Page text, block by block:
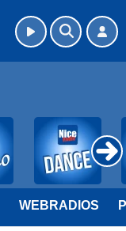
WEBRADIOS